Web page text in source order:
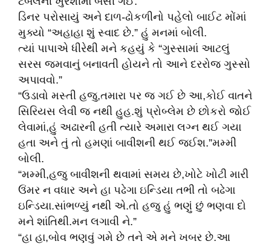
ડિનર પરોસાયું અને દાળ-ઢોકળીનો પહેલો બાઈટ મોંમાં
મુક્યો “અહાહા શું સ્વાદ છે.” હું મનમાં બોલી.
ત્યાં પાપાએ ધીરેથી મને કહયું કે “ગુસ્સામાં આટલું
સરસ જમવાનું બનાવતી હોયને તો આને દરરોજ ગુસ્સો
અપાવવો.”
“ઉડાવો મસ્તી હજુ,તમારા પર જ ગઈ છે આ,કોઈ વાતને
સિરિયસ લેવી જ નથી હુહ.શું પ્રોબ્લેમ છે છોકરો જોઈ
લેવામાં,હું અઢારની હતી ત્યારે અમારા લગ્ન થઈ ગયા
હતા અને તું તો હમણાં બાવીશની થઈ જઈશ.”મમ્મી
બોલી.
“મમ્મી,હજુ બાવીશની થવામાં સમય છે,ખોટે ખોટી મારી
ઉંમર ન વધાર અને હા પઢેગા ઇન્ડિયા તભી તો બઢેગા
ઇન્ડિયા.સાંભળ્યું નથી એ.તો હજુ હું ભણું છું ભણવા દો
મને શાંતિથી.મન લગાવી ને.”
“હા હા,બોવ ભણવું ગમે છે તને એ મને ખબર છે.આ